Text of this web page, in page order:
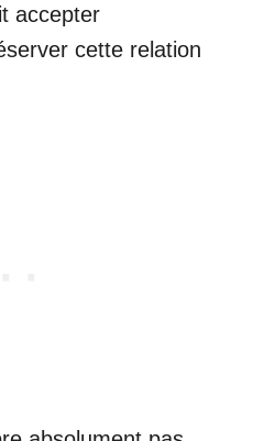
accepter
cette relation